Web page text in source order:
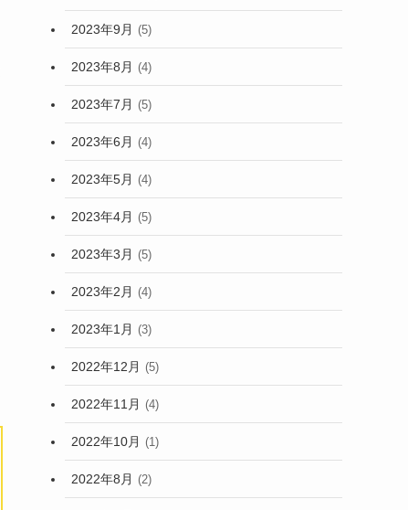
2023年9月 (5)
2023年8月 (4)
2023年7月 (5)
2023年6月 (4)
2023年5月 (4)
2023年4月 (5)
2023年3月 (5)
2023年2月 (4)
2023年1月 (3)
2022年12月 (5)
2022年11月 (4)
2022年10月 (1)
2022年8月 (2)